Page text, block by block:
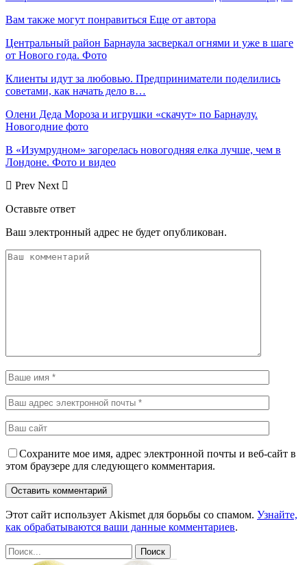
Вам также могут понравиться Еще от автора
Центральный район Барнаула засверкал огнями и уже в шаге
от Нового года. Фото
Клиенты идут за любовью. Предприниматели поделились
советами, как начать дело в…
Олени Деда Мороза и игрушки «скачут» по Барнаулу.
Новогодние фото
В «Изумрудном» загорелась новогодняя елка лучше, чем в
Лондоне. Фото и видео
Prev Next
Оставьте ответ
Ваш электронный адрес не будет опубликован.
Сохраните мое имя, адрес электронной почты и веб-сайт в
этом браузере для следующего комментария.
Этот сайт использует Akismet для борьбы со спамом. Узнайте,
как обрабатываются ваши данные комментариев.